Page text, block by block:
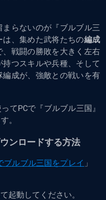
らないのが『ブルブル三
、集めた武将たちの編成
、戦闘の勝敗を大きく左右
つスキルや兵種、そして
成が、強敵との戦いを有
てPCで『ブルブル三国』
。
ンロードする方法
ブルブル三国をプレイ 」
起動してください。